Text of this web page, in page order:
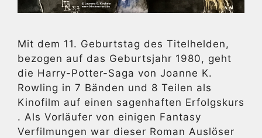
Mit dem 11. Geburtstag des Titelhelden,
bezogen auf das Geburtsjahr 1980, geht
die Harry-Potter-Saga von Joanne K.
Rowling in 7 Bänden und 8 Teilen als
Kinofilm auf einen sagenhaften Erfolgskurs
. Als Vorläufer von einigen Fantasy
Verfilmungen war dieser Roman Auslöser